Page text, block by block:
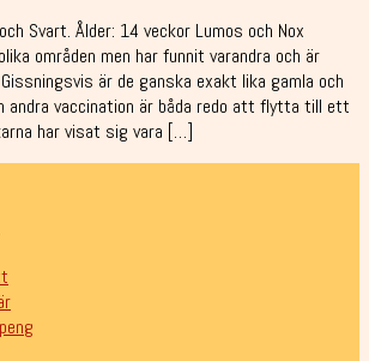
Svart. Ålder: 14 veckor Lumos och Nox
områden men har funnit varandra och är
är de ganska exakt lika gamla och
vaccination är båda redo att flytta till ett
har visat sig vara […]